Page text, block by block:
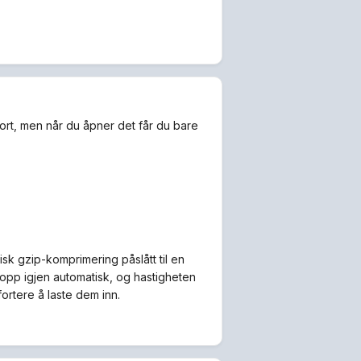
men når du åpner det får du bare
gzip-komprimering påslått til en
igjen automatisk, og hastigheten
å laste dem inn.